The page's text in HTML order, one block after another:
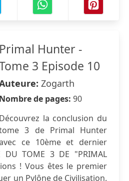
Primal Hunter -
3 Episode 10
Zogarth
Nombre de pages: 90
Découvrez la conclusion du
3 de Primal Hunter
ce 10ème et dernier
DU TOME 3 DE "PRIMAL
! Vous êtes le premier
un Pylône de Civilisation.